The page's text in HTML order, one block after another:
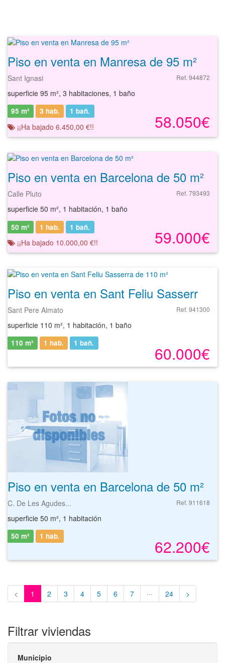
Piso en venta en Manresa de 95 m²
Sant Ignasi Ref. 944872
superficie 95 m², 3 habitaciones, 1 baño
58.050€
95 m² 3 hab. 1 bañ.
¡¡Ha bajado 6.450,00 €!!
Piso en venta en Barcelona de 50 m²
Calle Pluto Ref. 793493
superficie 50 m², 1 habitación, 1 baño
59.000€
50 m² 1 hab. 1 bañ.
¡¡Ha bajado 10.000,00 €!!
Sant Pere Almato Ref. 941300
superficie 110 m², 1 habitación, 1 baño
60.000€
110 m² 1 hab. 1 bañ.
Piso en venta en Barcelona de 50 m²
C. De Les Agudes... Ref. 911618
superficie 50 m², 1 habitación
62.200€
50 m² 1 hab.
< 1 2 3 4 5 6 7 ··· 24 >
Filtrar viviendas
Municipio